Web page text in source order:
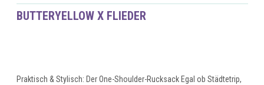
BUTTERYELLOW X FLIEDER
Praktisch & Stylisch: Der One-Shoulder-Rucksack Egal ob Städtetrip,